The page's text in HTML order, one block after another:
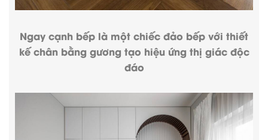
Ngay cạnh bếp là một chiếc đảo bếp với thiết
kế chân bằng gương tạo hiệu ứng thị giác độc
đáo